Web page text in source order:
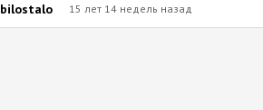
bilostalo 15 лет 14 недель назад